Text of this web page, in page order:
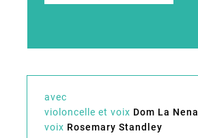
avec
violoncelle et voix Dom La Nena
voix Rosemary Standley